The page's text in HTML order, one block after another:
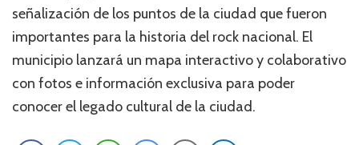
señalización de los puntos de la ciudad que fueron
importantes para la historia del rock nacional. El
municipio lanzará un mapa interactivo y colaborativo
con fotos e información exclusiva para poder
conocer el legado cultural de la ciudad.